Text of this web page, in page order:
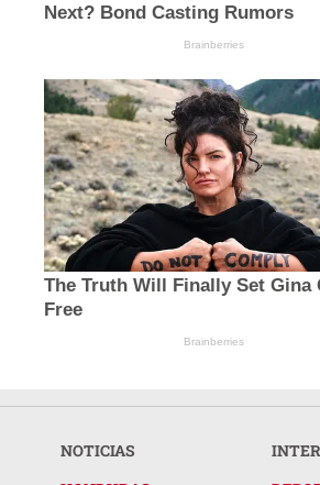
Next? Bond Casting Rumors
Brainberries
The Truth Will Finally Set Gina
Free
Brainberries
NOTICIAS